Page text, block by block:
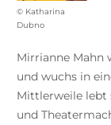
© Katharina
Dubno
Mirrianne Mahn
und wuchs in
Mittlerweile lebt
und